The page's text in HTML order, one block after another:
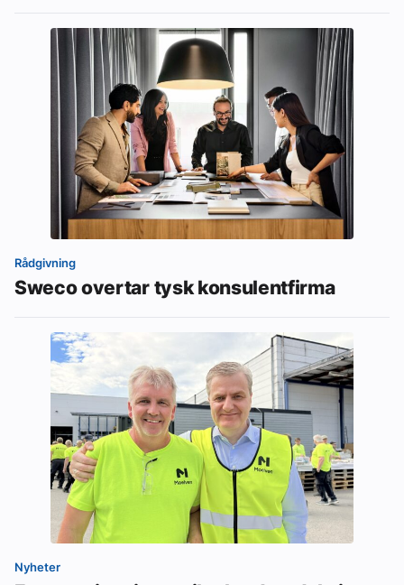
Rådgivning
Sweco overtar tysk konsulentfirma
Nyheter